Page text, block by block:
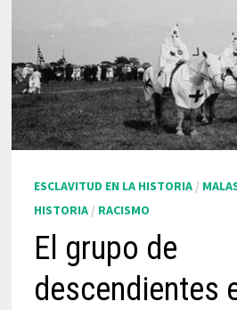
ESCLAVITUD EN LA HISTORIA/
HISTORIA/ RACISMO
El grupo de
descendientes